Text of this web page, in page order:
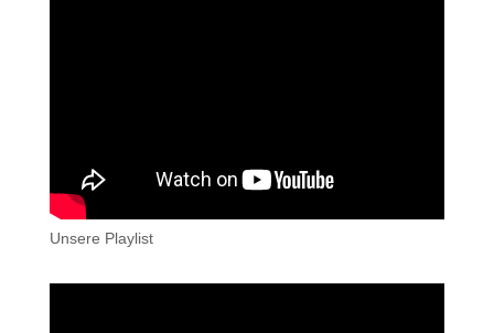
Unsere Playlist